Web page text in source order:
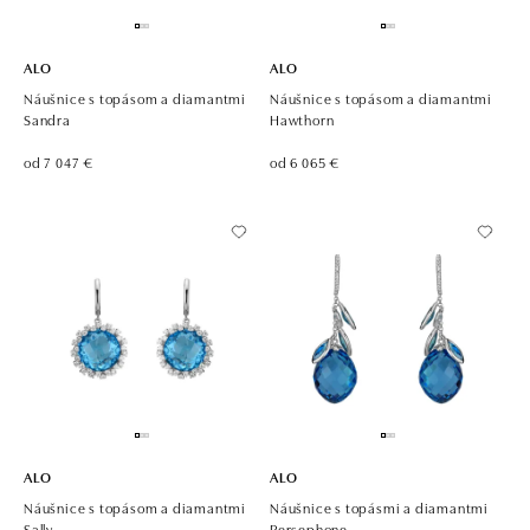
ALO
Náušnice s topásom a diamantmi
Sandra
od 7 047 €
ALO
Náušnice s topásom a diamantmi
Hawthorn
od 6 065 €
ALO
Náušnice s topásom a diamantmi
ALO
Náušnice s topásmi a diamantmi